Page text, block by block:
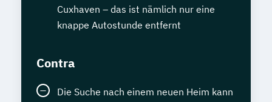
Cuxhaven – das ist nämlich nur eine
knappe Autostunde entfernt
Contra
Die Suche nach einem neuen Heim kann